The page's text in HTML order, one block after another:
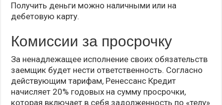
Получить деньги можно наличными или на
дебетовую карту.
Комиссии за просрочку
За ненадлежащее исполнение своих обязательств
заемщик будет нести ответственность. Согласно
действующим тарифам, Ренессанс Кредит
начисляет 20% годовых на сумму просрочки,
которая включает в себя задолженность по «телу»